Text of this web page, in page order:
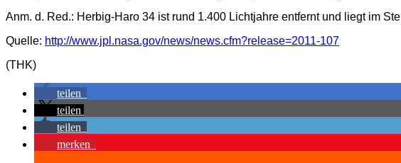
Anm. d. Red.: Herbig-Haro 34 ist rund 1.400 Lichtjahre entfernt und liegt im
Quelle: http://www.jpl.nasa.gov/news/news.cfm?release=2011-107
(THK)
teilen
teilen
teilen
merken